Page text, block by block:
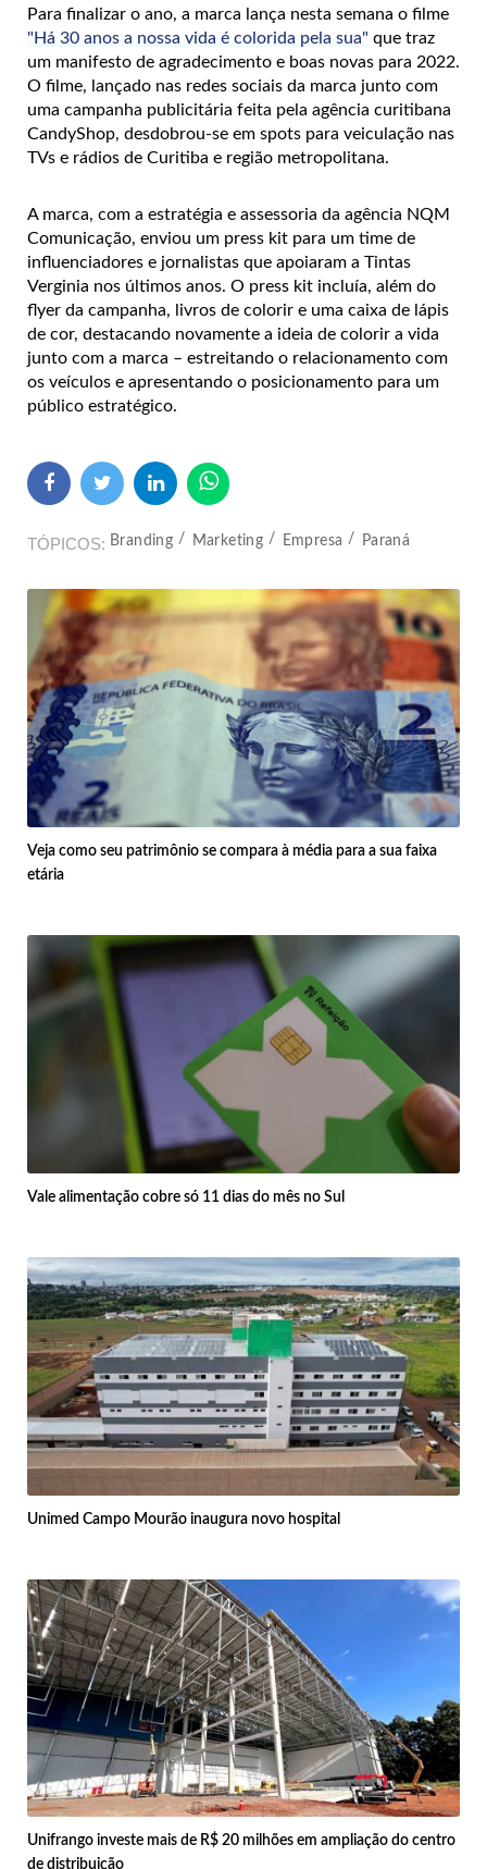
Para finalizar o ano, a marca lança nesta semana o filme
"Há 30 anos a nossa vida é colorida pela sua" que traz
um manifesto de agradecimento e boas novas para 2022.
O filme, lançado nas redes sociais da marca junto com
uma campanha publicitária feita pela agência curitibana
CandyShop, desdobrou-se em spots para veiculação nas
TVs e rádios de Curitiba e região metropolitana.
A marca, com a estratégia e assessoria da agência NQM
Comunicação, enviou um press kit para um time de
influenciadores e jornalistas que apoiaram a Tintas
Verginia nos últimos anos. O press kit incluía, além do
flyer da campanha, livros de colorir e uma caixa de lápis
de cor, destacando novamente a ideia de colorir a vida
junto com a marca – estreitando o relacionamento com
os veículos e apresentando o posicionamento para um
público estratégico.
TÓPICOS Branding Marketing Empresa Paraná
Veja como seu patrimônio se compara à média para a sua faixa
etária
Vale alimentação cobre só 11 dias do mês no Sul
Unimed Campo Mourão inaugura novo hospital
Unifrango investe mais de R$ 20 milhões em ampliação do centro
de distribuição